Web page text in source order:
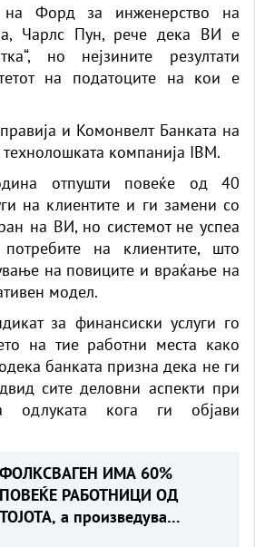
на Форд за инженерство на
Чарлс Пун, рече дека ВИ е
но нејзините резултати
на податоците на кои е
и Комонвелт Банката на
технолошката компанија IBM.
отпушти повеќе од 40
на клиентите и ги замени со
на ВИ, но системот не успеа
на клиентите, што
на повиците и враќање на
модел.
за финансиски услуги го
на тие работни места како
банката призна дека не ги
сите деловни аспекти при
одлуката кога ги објави
ФОЛКСВАГЕН ИМА 60%
ПОВЕЌЕ РАБОТНИЦИ ОД
ТОЈОТА, а произведува